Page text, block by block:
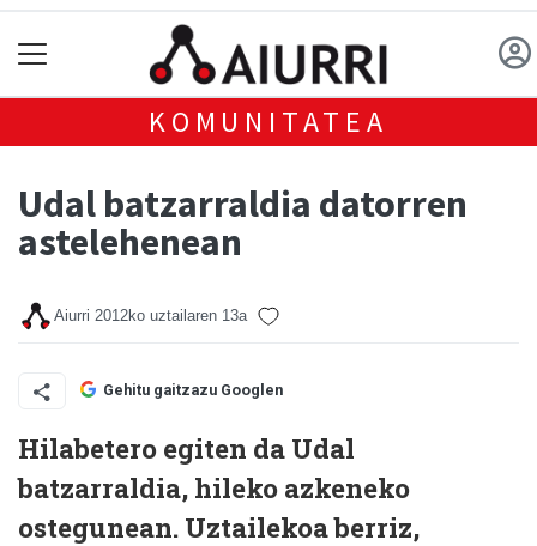
KOMUNITATEA
Udal batzarraldia datorren
astelehenean
Aiurri 2012ko uztailaren 13a
Gehitu gaitzazu Googlen
Hilabetero egiten da Udal
batzarraldia, hileko azkeneko
ostegunean. Uztailekoa berriz,